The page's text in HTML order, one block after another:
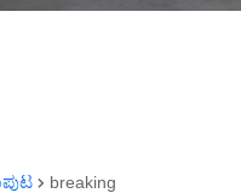
breaking